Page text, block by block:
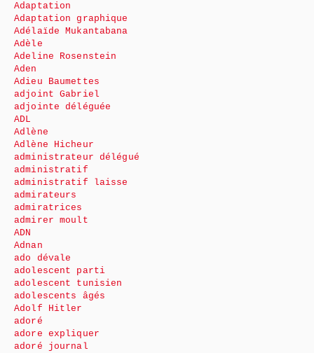
Adaptation
Adaptation graphique
Adélaïde Mukantabana
Adèle
Adeline Rosenstein
Aden
Adieu Baumettes
adjoint Gabriel
adjointe déléguée
ADL
Adlène
Adlène Hicheur
administrateur délégué
administratif
administratif laisse
admirateurs
admiratrices
admirer moult
ADN
Adnan
ado dévale
adolescent parti
adolescent tunisien
adolescents âgés
Adolf Hitler
adoré
adore expliquer
adoré journal